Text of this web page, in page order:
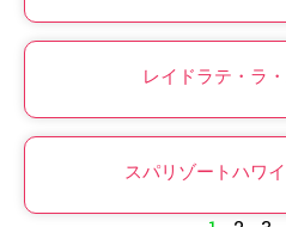
レイドラテ・ラ
スパリゾートハワ